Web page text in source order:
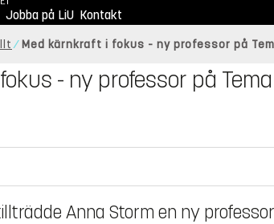
Jobba på LiU Kontakt
Med kärnkraft i fokus - ny professor på
- ny professor på
Anna Storm en ny